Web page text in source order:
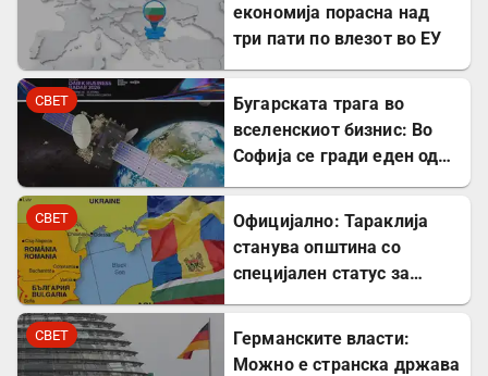
економија порасна над
три пати по влезот во ЕУ
СВЕТ
Бугарската трага во
вселенскиот бизнис: Во
Софија се гради еден од
СВЕТ
Официјално: Тараклија
станува општина со
специјален статус за
СВЕТ
Германските власти:
Можно е странска држава